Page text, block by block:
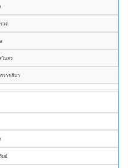
วด
มสร
ราชสีมา
มย์